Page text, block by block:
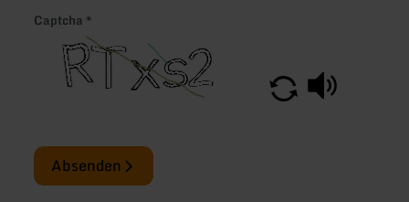
Captcha *
Absenden